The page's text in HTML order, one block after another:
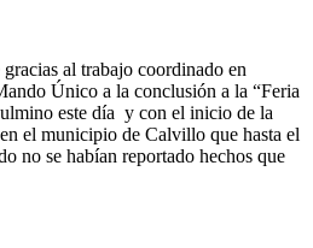
al trabajo coordinado en
Único a la conclusión a la “Feria
este día y con el inicio de la
el municipio de Calvillo que hasta el
no se habían reportado hechos que